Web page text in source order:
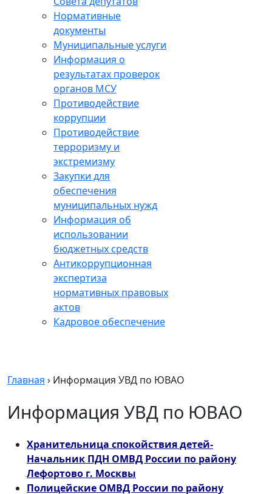
Нормативные
документы
Муниципальные услуги
Информация о
результатах проверок
органов МСУ
Противодействие
коррупции
Противодействие
терроризму и
экстремизму
Закупки для
обеспечения
муниципальных нужд
Информация об
использовании
бюджетных средств
Антикоррупционная
экспертиза
нормативных правовых
актов
Кадровое обеспечение
Главная › Информация УВД по ЮВАО
Информация УВД по ЮВАО
Хранительница спокойствия детей-
Начальник ПДН ОМВД России по району
Лефортово г. Москвы
Полицейские ОМВД России по району